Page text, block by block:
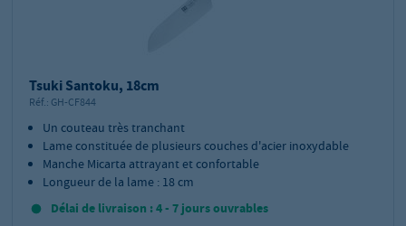
Tsuki Santoku, 18cm
Réf.: GH-CF844
Un couteau très tranchant
Lame constituée de plusieurs couches d'acier inoxydable
Manche Micarta attrayant et confortable
Longueur de la lame : 18 cm
Délai de livraison : 4 - 7 jours ouvrables